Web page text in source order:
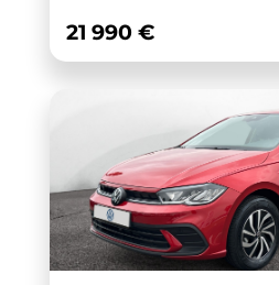
21 990 €